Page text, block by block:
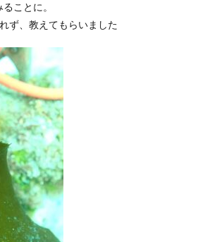
ことに。
ず、教えてもらいました